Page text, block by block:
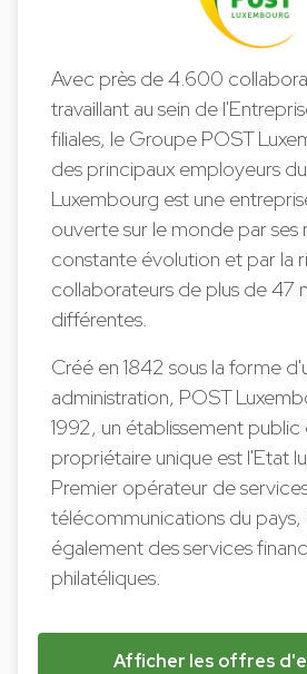
Avec près de 4.600
travaillant au sein de
filiales, le Groupe POST
des principaux employeurs
Luxembourg est une
ouverte sur le monde par ses
constante évolution et par la
collaborateurs de plus de 47
différentes.
Créé en 1842 sous la forme
administration, POST
1992, un établissement
propriétaire unique est l'Etat
Premier opérateur de
télécommunications du
également des services
philatéliques.
Afficher les offres